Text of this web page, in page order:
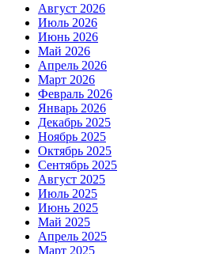
Август 2026
Июль 2026
Июнь 2026
Май 2026
Апрель 2026
Март 2026
Февраль 2026
Январь 2026
Декабрь 2025
Ноябрь 2025
Октябрь 2025
Сентябрь 2025
Август 2025
Июль 2025
Июнь 2025
Май 2025
Апрель 2025
Март 2025